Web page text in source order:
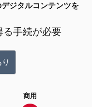
ジタルコンテンツを
る手続が必要
商用